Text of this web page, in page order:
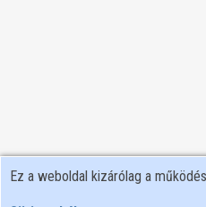
Ez a weboldal kizárólag a